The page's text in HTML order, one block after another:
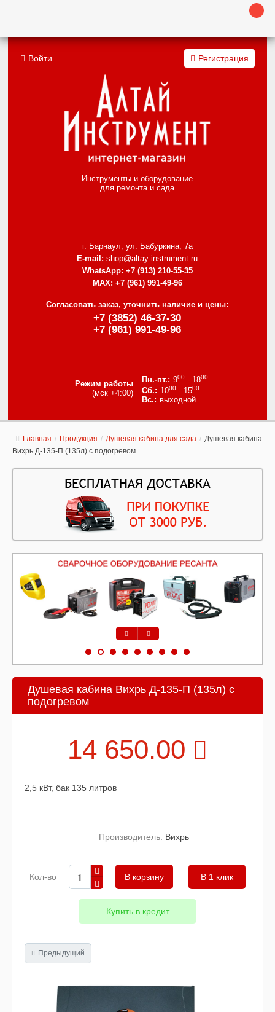
Инструменты и оборудование
для ремонта и сада
г. Барнаул, ул. Бабуркина, 7а
E-mail: shop@altay-instrument.ru
WhatsApp: +7 (913) 210-55-35
MAX: +7 (961) 991-49-96
Согласовать заказ, уточнить наличие и цены:
+7 (3852) 46-37-30
+7 (961) 991-49-96
Режим работы
(мск +4:00)
900- 1800
1000- 1500
выходной
Войти Регистрация
Главная / Продукция / Душевая кабина для сада / Душевая кабина
Вихрь Д-135-П (135л) с подогревом
Душевая кабина Вихрь Д-135-П (135л) с
подогревом
14 650.00
2,5 кВт, бак 135 литров
Производитель: Вихрь
Кол-во В 1 клик
Купить в кредит
Предыдущий